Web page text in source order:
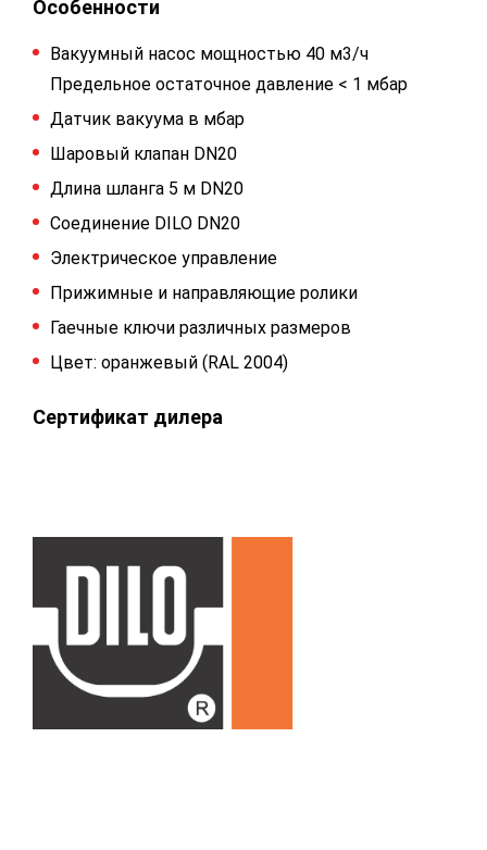
Особенности
Вакуумный насос мощностью 40 м3/ч
Предельное остаточное давление < 1 мбар
Датчик вакуума в мбар
Шаровый клапан DN20
Длина шланга 5 м DN20
Соединение DILO DN20
Электрическое управление
Прижимные и направляющие ролики
Гаечные ключи различных размеров
Цвет: оранжевый (RAL 2004)
Сертификат дилера